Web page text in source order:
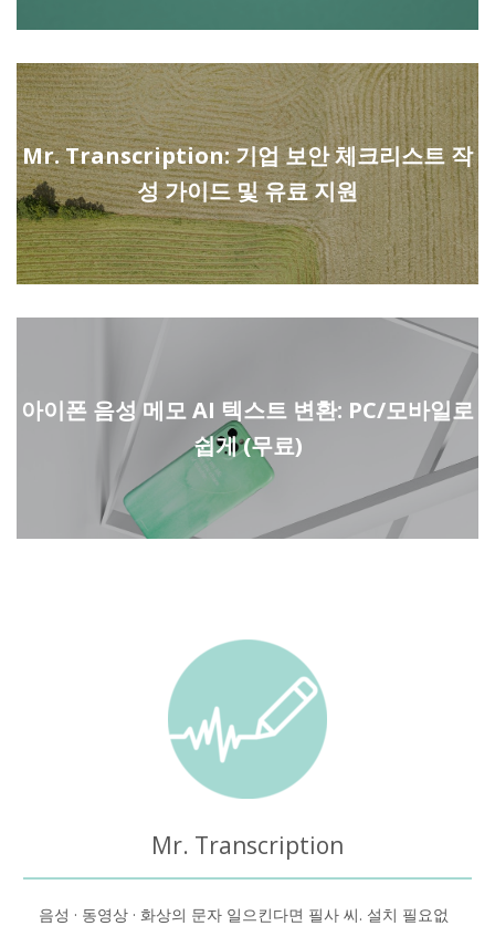
Mr. Transcription: 기업 보안 체크리스트 작
성 가이드 및 유료 지원
아이폰 음성 메모 AI 텍스트 변환: PC/모바일로
쉽게 (무료)
Mr. Transcription
음성 · 동영상 · 화상의 문자 일으킨다면 필사 씨. 설치 필요없